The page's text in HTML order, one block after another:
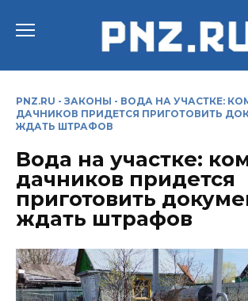
PNZ.RU - ЗАКОНЫ - ВОДА НА УЧАСТКЕ:
ДАЧНИКОВ ПРИДЕТСЯ ПРИГОТОВИТЬ
ЖДАТЬ ШТРАФОВ
Вода на участке:
дачников придется
приготовить
ждать штрафов